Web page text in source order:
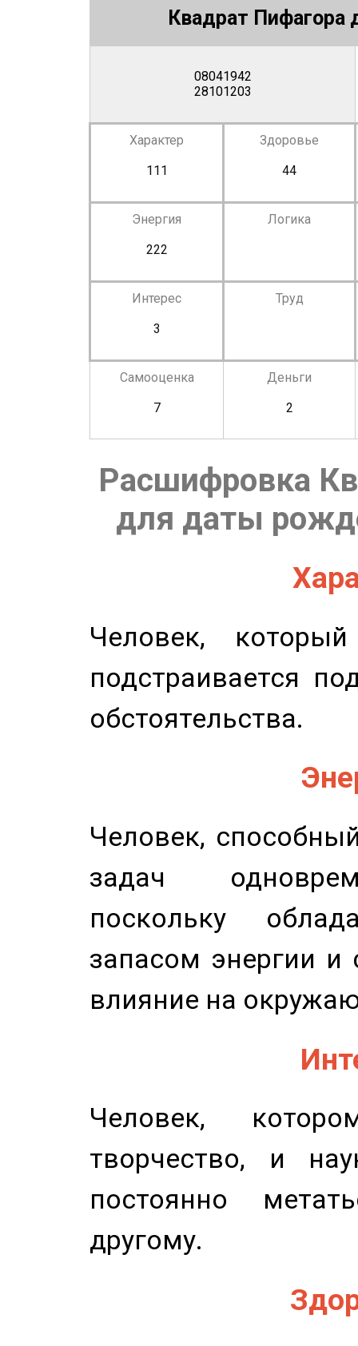
Квадрат Пифагора
08041942
28101203
Характер
111
Здоровье
44
Энергия
222
Логика
Интерес
3
Труд
Самооценка
7
Деньги
2
Расшифровка
для даты
Человек,
подстраивается
обстоятельства.
Человек,
задач
поскольку
запасом энергии и
влияние на
Человек,
творчество, и
постоянно
другому.